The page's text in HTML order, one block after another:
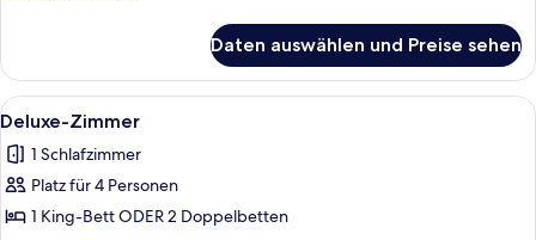
Daten auswählen und Preise sehen
Alle
Fotos
für
Deluxe-
Zimmer
Ein Zimmer mit zwei Betten, einem
3
Deluxe-Zimmer
1 Schlafzimmer
Platz für 4 Personen
1 King-Bett ODER 2 Doppelbetten